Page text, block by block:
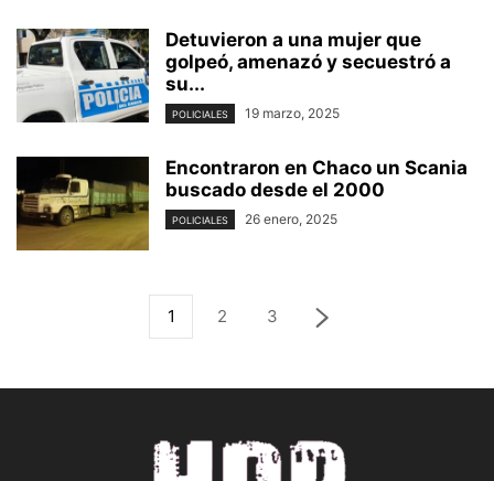
Detuvieron a una mujer que
golpeó, amenazó y secuestró a
su...
POLICIALES 19 marzo, 2025
Encontraron en Chaco un Scania
buscado desde el 2000
POLICIALES 26 enero, 2025
1 2 3